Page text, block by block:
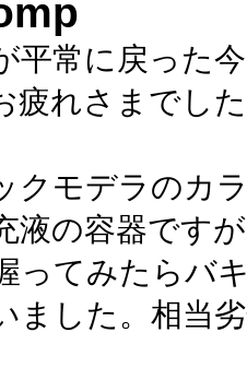
平常に戻った
疲れさまでし
クモデラのカ
液の容器です
ってみたらバ
ました。相当